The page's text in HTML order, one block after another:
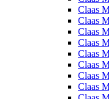
Claas
Claas
Claas
Claas
Claas
Claas
Claas
Claas